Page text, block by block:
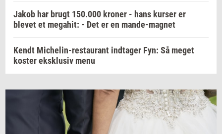
Jakob har brugt 150.000 kroner - hans kurser er
blevet et megahit: - Det er en mande-magnet
Kendt Michelin-restaurant indtager Fyn: Så meget
koster eksklusiv menu